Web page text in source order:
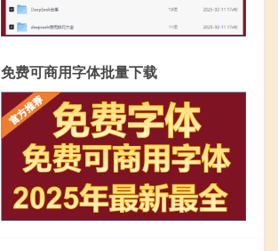
免费可商用字体批量下载